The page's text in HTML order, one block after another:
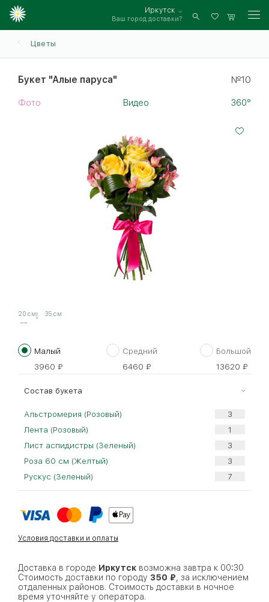
Иркутск
Ваш город доставки? Войти
Цветы
Букет "Алые паруса" №10
Фото Видео 360°
20 см 35 см
Малый
3960 ₽
Средний
6460 ₽
Большой
13620 ₽
Cостав букета
Альстромерия (Розовый)
Лента (Розовый)
Лист аспидистры (Зеленый)
Роза 60 см (Желтый)
Рускус (Зеленый)
Условия доставки и оплаты
Доставка в городе Иркутск возможна завтра к 00:30
Стоимость доставки по городу 350 ₽ , за исключением
отдаленных районов. Стоимость доставки в ночное
время уточняйте у оператора.